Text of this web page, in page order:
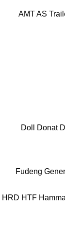
AMTAS
Doll
Donat
Fudeng
HRD HTF